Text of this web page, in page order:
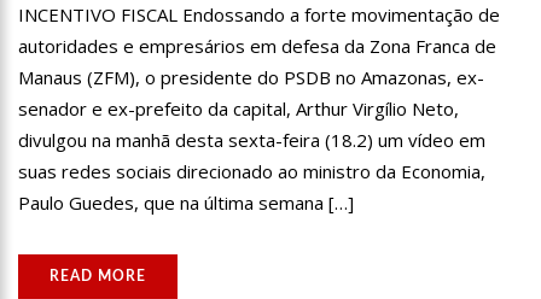
DE UM SONHO’
PF FAZ OPERAÇÃO CONTRA FALSIFICAÇÃO DE DINHEIRO NO RIO
DE JANEIRO
11:21
CONFRONTOS ENTRE FACÇÕES EM GUERRA SE INTENSIFICAM NO
SUDÃO
11:02 PREFEITURA REALIZA SORTEIO DA ORDEM DE APRESENTAÇÃO DOS
GRUPOS NO 65º FESTIVAL FOLCLÓRICO DO AMAZONAS, NESTA TERÇA-
10:57 MULHER QUE TEVE PERNA AMPUTADA APÓS PICADA DE ARANHA
AINDA SENTE CÃIBRA NO MEMBRO PERDIDO
INCENTIVO FISCAL Endossando a forte movimentação de
autoridades e empresários em defesa da Zona Franca de
Manaus (ZFM), o presidente do PSDB no Amazonas, ex-
senador e ex-prefeito da capital, Arthur Virgílio Neto,
divulgou na manhã desta sexta-feira (18.2) um vídeo em
suas redes sociais direcionado ao ministro da Economia,
Paulo Guedes, que na última semana […]
READ MORE